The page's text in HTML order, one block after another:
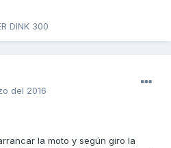
DINK 300
del 2016
la moto y según giro la